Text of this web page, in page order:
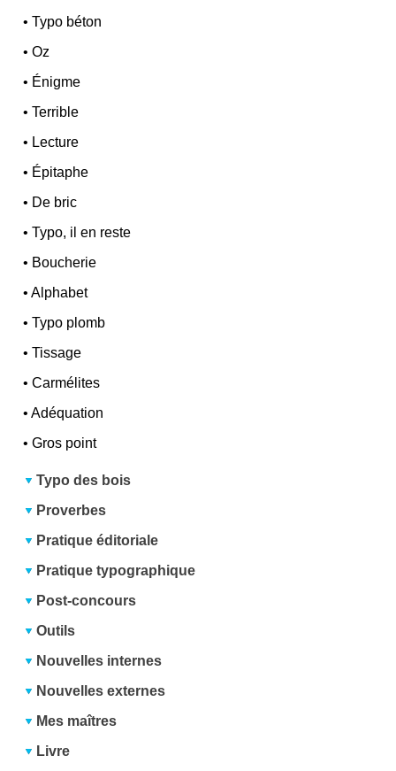
•Typo béton
•Oz
• Énigme
•Terrible
• Lecture
• Épitaphe
• De bric
•Typo, il en reste
• Boucherie
•Alphabet
•Typo plomb
•Tissage
•Carmélites
•Adéquation
•Gros point
Typo des bois
Proverbes
Pratique éditoriale
Pratique typographique
Post-concours
Outils
Nouvelles internes
Nouvelles externes
Mes maîtres
Livre